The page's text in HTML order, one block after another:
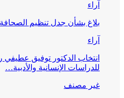
آراء
بلاغ بشأن جدل تنظيم الصحافة
آراء
انتخاب الدكتور توفيق عطيفي
للدراسات الإنسانية والأدبية…
غير مصنف